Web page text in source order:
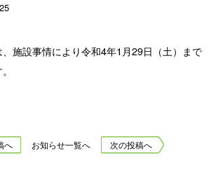
施設事情により令和4年1月29日（土）まで
へ お知らせ一覧へ 次の投稿へ